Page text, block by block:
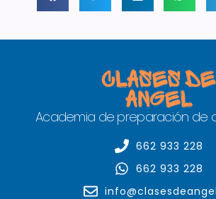
Academia de preparación de
662 933 228
662 933 228